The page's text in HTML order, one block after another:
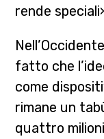
rende
fatto che
come
rimane un
quattro